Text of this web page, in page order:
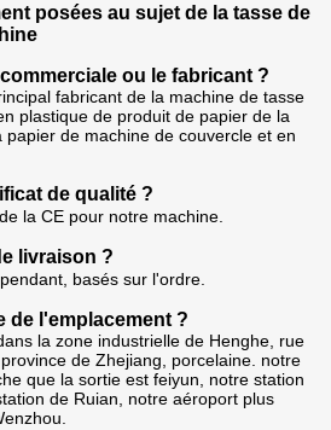
posées au sujet de la tasse de
ou le fabricant ?
fabricant de la machine de tasse
plastique de produit de papier de la
de machine de couvercle et en
de qualité ?
la CE pour notre machine.
livraison ?
basés sur l'ordre.
de l'emplacement ?
la zone industrielle de Henghe, rue
de Zhejiang, porcelaine. notre
que la sortie est feiyun, notre station
de Ruian, notre aéroport plus